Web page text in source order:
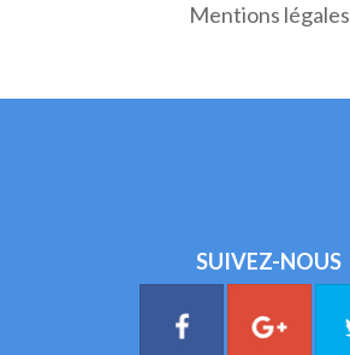
Mentions légales
SUIVEZ-NOUS